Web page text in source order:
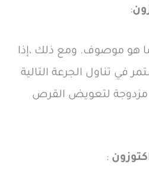
:
هو موصوف. ومع ذلك ،إذا
في تناول الجرعة التالية
مزدوجة لتعويض القرص
: